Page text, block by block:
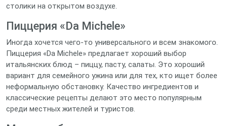
столики на открытом воздухе.
Пиццерия «Da Michele»
Иногда хочется чего-то универсального и всем знакомого.
Пиццерия «Da Michele» предлагает хороший выбор
итальянских блюд – пиццу, пасту, салаты. Это хороший
вариант для семейного ужина или для тех, кто ищет более
неформальную обстановку. Качество ингредиентов и
классические рецепты делают это место популярным
среди местных жителей и туристов.